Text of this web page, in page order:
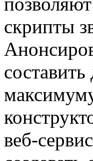
скрипты
веб-